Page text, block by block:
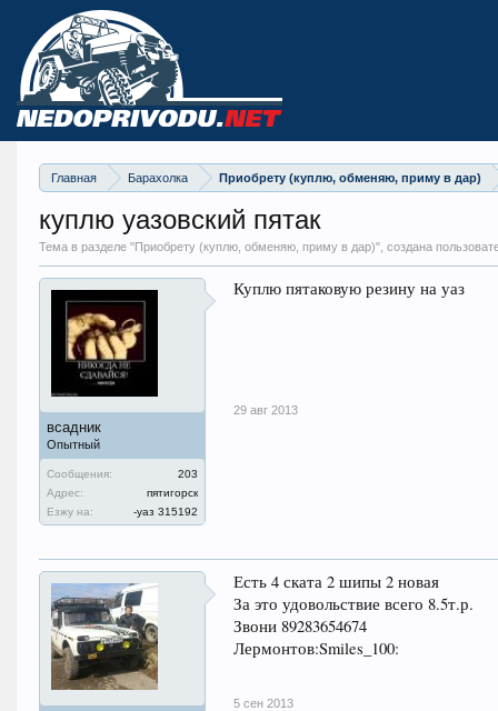
Главная Барахолка Приобрету (куплю, обменяю, приму в дар)
куплю уазовский пятак
Тема в разделе "Приобрету (куплю, обменяю, приму в дар)", создана
всадник
Опытный
Сообщения:
203
Адрес:
пятигорск
Езжу на:
-уаз 315192
Куплю пятаковую резину на уаз
29 авг 2013
Есть 4 ската 2 шипы 2 новая
За это удовольствие всего 8.5т.р.
Звони 89283654674
Лермонтов:Smiles_100:
5 сен 2013